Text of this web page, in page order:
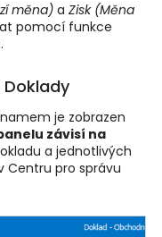
měna) a Zisk (Měna
pomocí funkce
je zobrazen
závisí na
a jednotlivých
Centru pro správu